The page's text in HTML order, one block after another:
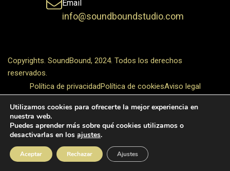
Email
info@soundboundstudio.com
Copyrights. SoundBound, 2024. Todos los derechos
reservados.
Política de privacidadPolítica de cookiesAviso legal
Utilizamos cookies para ofrecerte la mejor experiencia en
nuestra web.
Puedes aprender más sobre qué cookies utilizamos o
desactivarlas en los ajustes.
Aceptar Rechazar Ajustes